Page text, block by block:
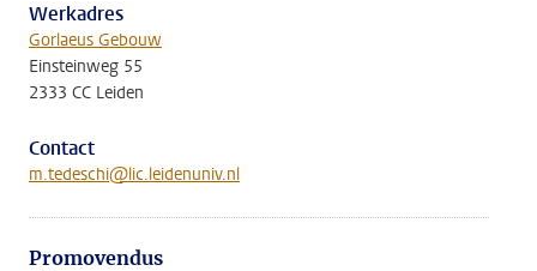
Werkadres
Gorlaeus Gebouw
Einsteinweg 55
2333 CC Leiden
Contact
m.tedeschi@lic.leidenuniv.nl
Promovendus